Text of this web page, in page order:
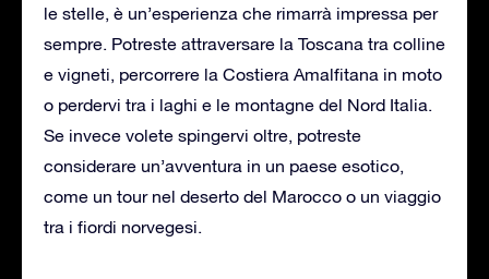
le stelle, è un’esperienza che rimarrà impressa per
sempre. Potreste attraversare la Toscana tra colline
e vigneti, percorrere la Costiera Amalfitana in moto
o perdervi tra i laghi e le montagne del Nord Italia.
Se invece volete spingervi oltre, potreste
considerare un’avventura in un paese esotico,
come un tour nel deserto del Marocco o un viaggio
tra i fiordi norvegesi.